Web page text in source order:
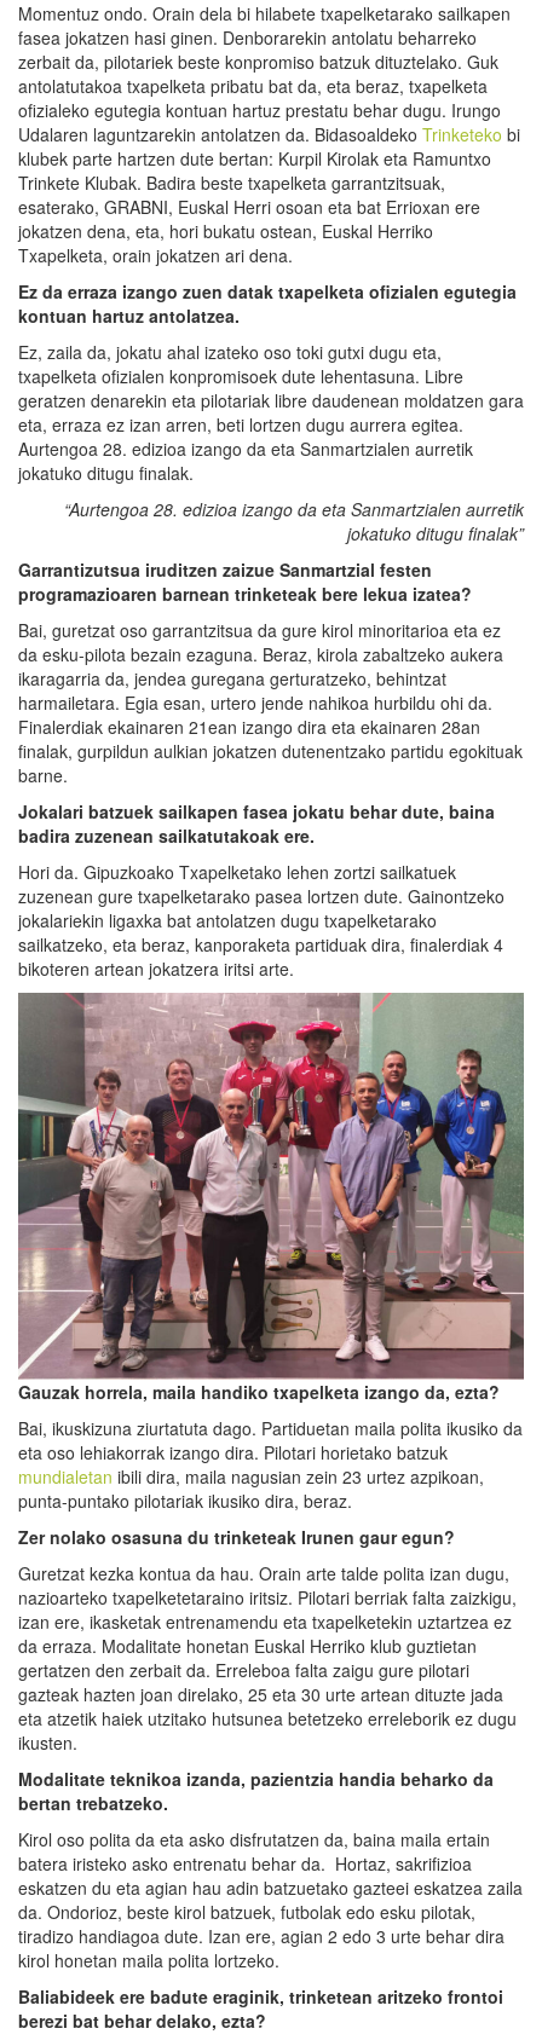
Momentuz ondo. Orain dela bi hilabete txapelketarako sailkapen
fasea jokatzen hasi ginen. Denborarekin antolatu beharreko
zerbait da, pilotariek beste konpromiso batzuk dituztelako. Guk
antolatutakoa txapelketa pribatu bat da, eta beraz, txapelketa
ofizialeko egutegia kontuan hartuz prestatu behar dugu. Irungo
Udalaren laguntzarekin antolatzen da. Bidasoaldeko Trinketeko bi
klubek parte hartzen dute bertan: Kurpil Kirolak eta Ramuntxo
Trinkete Klubak. Badira beste txapelketa garrantzitsuak,
esaterako, GRABNI, Euskal Herri osoan eta bat Errioxan ere
jokatzen dena, eta, hori bukatu ostean, Euskal Herriko
Txapelketa, orain jokatzen ari dena.
Ez da erraza izango zuen datak txapelketa ofizialen egutegia
kontuan hartuz antolatzea.
Ez, zaila da, jokatu ahal izateko oso toki gutxi dugu eta,
txapelketa ofizialen konpromisoek dute lehentasuna. Libre
geratzen denarekin eta pilotariak libre daudenean moldatzen gara
eta, erraza ez izan arren, beti lortzen dugu aurrera egitea.
Aurtengoa 28. edizioa izango da eta Sanmartzialen aurretik
jokatuko ditugu finalak.
“Aurtengoa 28. edizioa izango da eta Sanmartzialen aurretik
jokatuko ditugu finalak”
Garrantizutsua iruditzen zaizue Sanmartzial festen
programazioaren barnean trinketeak bere lekua izatea?
Bai, guretzat oso garrantzitsua da gure kirol minoritarioa eta ez
da esku-pilota bezain ezaguna. Beraz, kirola zabaltzeko aukera
ikaragarria da, jendea guregana gerturatzeko, behintzat
harmailetara. Egia esan, urtero jende nahikoa hurbildu ohi da.
Finalerdiak ekainaren 21ean izango dira eta ekainaren 28an
finalak, gurpildun aulkian jokatzen dutenentzako partidu egokituak
barne.
Jokalari batzuek sailkapen fasea jokatu behar dute, baina
badira zuzenean sailkatutakoak ere.
Hori da. Gipuzkoako Txapelketako lehen zortzi sailkatuek
zuzenean gure txapelketarako pasea lortzen dute. Gainontzeko
jokalariekin ligaxka bat antolatzen dugu txapelketarako
sailkatzeko, eta beraz, kanporaketa partiduak dira, finalerdiak 4
bikoteren artean jokatzera iritsi arte.
Gauzak horrela, maila handiko txapelketa izango da, ezta?
Bai, ikuskizuna ziurtatuta dago. Partiduetan maila polita ikusiko da
eta oso lehiakorrak izango dira. Pilotari horietako batzuk
mundialetan ibili dira, maila nagusian zein 23 urtez azpikoan,
punta-puntako pilotariak ikusiko dira, beraz.
Zer nolako osasuna du trinketeak Irunen gaur egun?
Guretzat kezka kontua da hau. Orain arte talde polita izan dugu,
nazioarteko txapelketetaraino iritsiz. Pilotari berriak falta zaizkigu,
izan ere, ikasketak entrenamendu eta txapelketekin uztartzea ez
da erraza. Modalitate honetan Euskal Herriko klub guztietan
gertatzen den zerbait da. Erreleboa falta zaigu gure pilotari
gazteak hazten joan direlako, 25 eta 30 urte artean dituzte jada
eta atzetik haiek utzitako hutsunea betetzeko erreleborik ez dugu
ikusten.
Modalitate teknikoa izanda, pazientzia handia beharko da
bertan trebatzeko.
Kirol oso polita da eta asko disfrutatzen da, baina maila ertain
batera iristeko asko entrenatu behar da. Hortaz, sakrifizioa
eskatzen du eta agian hau adin batzuetako gazteei eskatzea zaila
da. Ondorioz, beste kirol batzuek, futbolak edo esku pilotak,
tiradizo handiagoa dute. Izan ere, agian 2 edo 3 urte behar dira
kirol honetan maila polita lortzeko.
Baliabideek ere badute eraginik, trinketean aritzeko frontoi
berezi bat behar delako, ezta?